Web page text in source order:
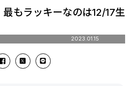
最もラッキーなのは12/17生
2023.01.15